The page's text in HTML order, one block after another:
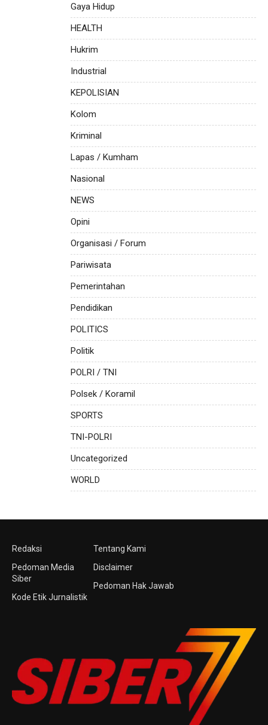
Gaya Hidup
HEALTH
Hukrim
Industrial
KEPOLISIAN
Kolom
Kriminal
Lapas / Kumham
Nasional
NEWS
Opini
Organisasi / Forum
Pariwisata
Pemerintahan
Pendidikan
POLITICS
Politik
POLRI / TNI
Polsek / Koramil
SPORTS
TNI-POLRI
Uncategorized
WORLD
Redaksi
Pedoman Media
Siber
Kode Etik Jurnalistik
Tentang Kami
Disclaimer
Pedoman Hak Jawab